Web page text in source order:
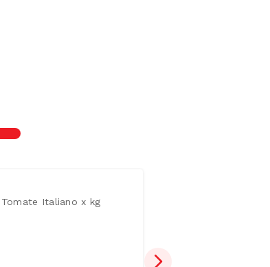
Tomate Italiano x kg